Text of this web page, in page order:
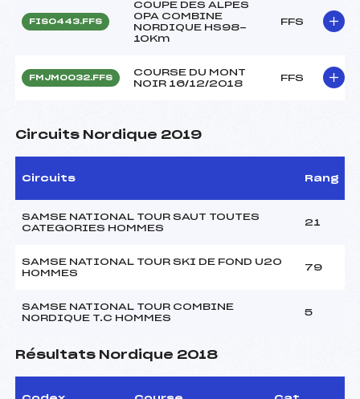
FIS0443.FFS
COUPE DES ALPES
OPA COMBINE
NORDIQUE HS98-
10Km
FFS
FMJM0032.FFS
COURSE DU MONT
NOIR 16/12/2018
FFS
Circuits Nordique 2019
Circuits Rang
SAMSE NATIONAL TOUR SAUT TOUTES
CATEGORIES HOMMES
21
SAMSE NATIONAL TOUR SKI DE FOND U20
HOMMES
79
SAMSE NATIONAL TOUR COMBINE
NORDIQUE T.C HOMMES
5
Résultats Nordique 2018